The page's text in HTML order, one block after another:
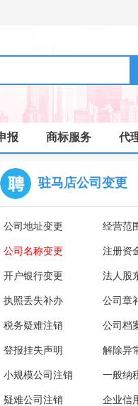
报 商标服务 代
驻马店公司变更
公司地址变更 经营范
公司名称变更 注册资
开户银行变更 法人股
执照丢失补办 公司章
税务疑难注销 公司档
登报挂失声明 解除异
小规模公司注销 一般纳
疑难公司注销 企业信